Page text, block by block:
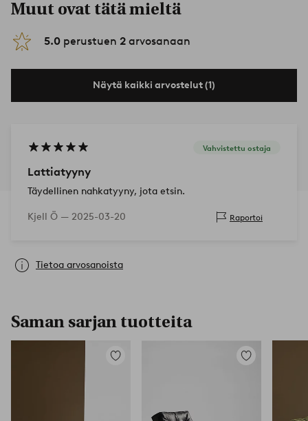
Muut ovat tätä mieltä
5.0 perustuen 2 arvosanaan
Näytä kaikki arvostelut (1)
Vahvistettu ostaja
Lattiatyyny
Täydellinen nahkatyyny, jota etsin.
Kjell Ö — 2025-03-20 Raportoi
Tietoa arvosanoista
Saman sarjan tuotteita
Lisää
Lisää